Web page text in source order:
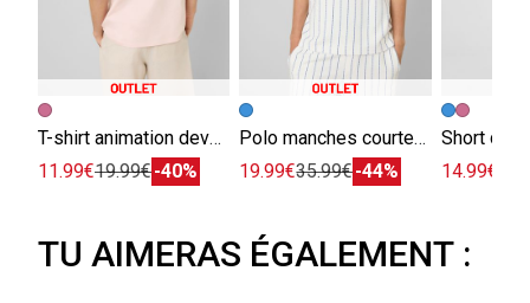
T-shirt animation devant/dos
11.99€19.99€-40%
Polo manches courtes rayée
19.99€35.99€-44%
Short de
14.99€
TU AIMERAS ÉGALEMENT :